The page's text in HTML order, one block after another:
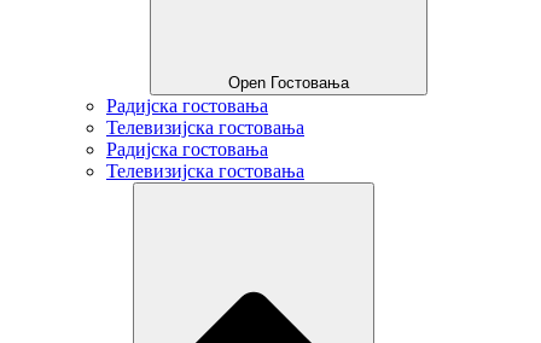
Open Гостовања
Радијска гостовања
Телевизијска гостовања
Радијска гостовања
Телевизијска гостовања